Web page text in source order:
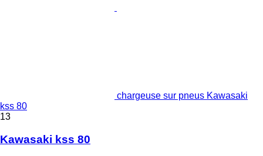
chargeuse sur pneus Kawasaki
kss 80
13
Kawasaki kss 80